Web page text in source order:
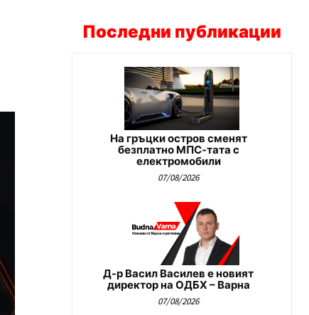
Последни публикации
На гръцки остров сменят
безплатно МПС-тата с
електромобили
07/08/2026
Д-р Васил Василев е новият
директор на ОДБХ – Варна
07/08/2026